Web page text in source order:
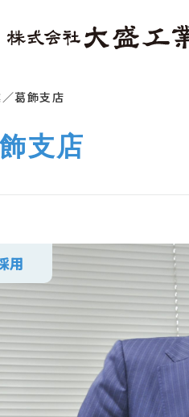
葛飾支店
支店
用